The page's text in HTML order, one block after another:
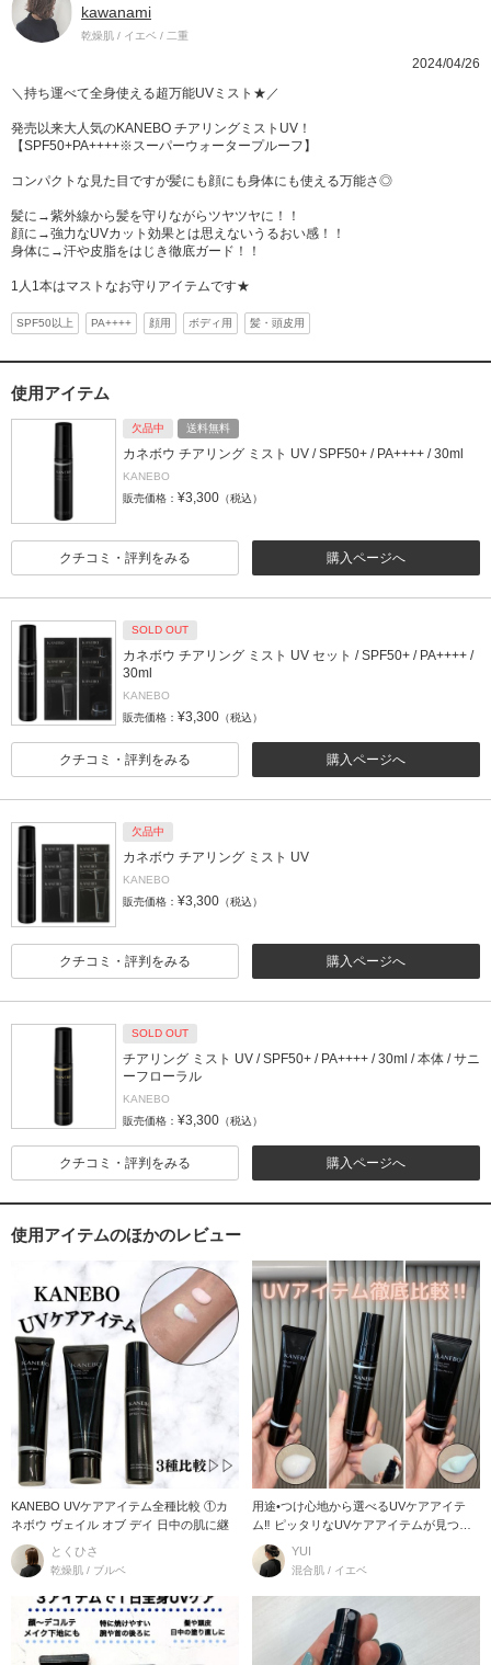
kawanami
乾燥肌 / イエベ / 二重
2024/04/26
＼持ち運べて全身使える超万能UVミスト★／
発売以来大人気のKANEBO チアリングミストUV！
【SPF50+PA++++※スーパーウォータープルーフ】
コンパクトな見た目ですが髪にも顔にも身体にも使える万能さ◎
髪に→紫外線から髪を守りながらツヤツヤに！！
顔に→強力なUVカット効果とは思えないうるおい感！！
身体に→汗や皮脂をはじき徹底ガード！！
1人1本はマストなお守りアイテムです★
SPF50以上 PA++++ 顔用 ボディ用 髪・頭皮用
使用アイテム
欠品中 送料無料
カネボウ チアリング ミスト UV / SPF50+ / PA++++ / 30ml
KANEBO
販売価格： ¥3,300 （税込）
購入ページへ
クチコミ・評判をみる
SOLD OUT
カネボウ チアリング ミスト UV セット / SPF50+ / PA++++ /
30ml
KANEBO
販売価格： ¥3,300 （税込）
購入ページへ
クチコミ・評判をみる
欠品中
カネボウ チアリング ミスト UV
KANEBO
販売価格： ¥3,300 （税込）
購入ページへ
クチコミ・評判をみる
SOLD OUT
チアリング ミスト UV / SPF50+ / PA++++ / 30ml / 本体 / サニ
ーフローラル
KANEBO
販売価格： ¥3,300 （税込）
購入ページへ
クチコミ・評判をみる
使用アイテムのほかのレビュー
KANEBO UVケアアイテム全種比較 ①カ
ネボウ ヴェイル オブ デイ 日中の肌に継
とくひさ
乾燥肌 / ブルベ
用途•つけ心地から選べるUVケアアイテ
ム‼︎ ピッタリなUVケアアイテムが見つか
るはず!!
YUI
混合肌 / イエベ